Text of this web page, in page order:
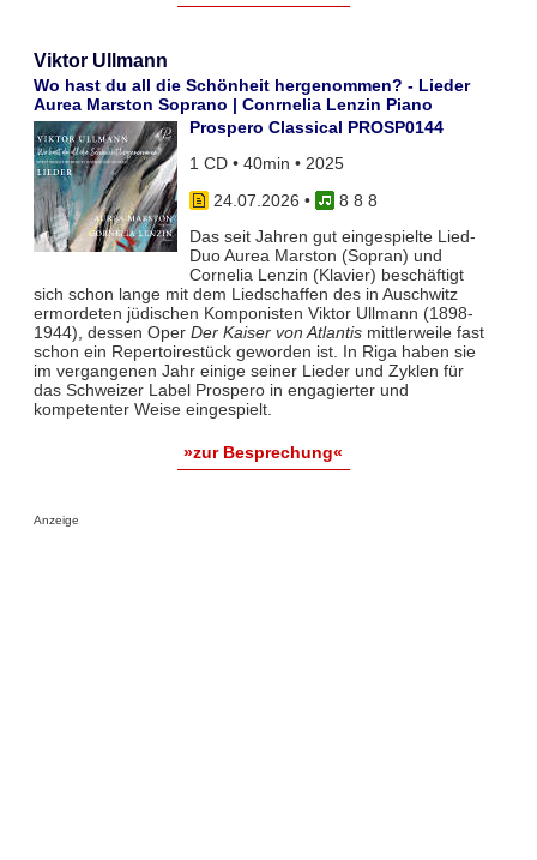
Viktor Ullmann
Wo hast du all die Schönheit hergenommen? - Lieder
Aurea Marston Soprano | Conrnelia Lenzin Piano
Prospero Classical PROSP0144
1 CD • 40min • 2025
24.07.2026 •
8 8 8
Das seit Jahren gut eingespielte Lied-
Duo Aurea Marston (Sopran) und
Cornelia Lenzin (Klavier) beschäftigt
sich schon lange mit dem Liedschaffen des in Auschwitz
ermordeten jüdischen Komponisten Viktor Ullmann (1898-
1944), dessen Oper Der Kaiser von Atlantismittlerweile fast
schon ein Repertoirestück geworden ist. In Riga haben sie
im vergangenen Jahr einige seiner Lieder und Zyklen für
das Schweizer Label Prospero in engagierter und
kompetenter Weise eingespielt.
»zur Besprechung«
Anzeige